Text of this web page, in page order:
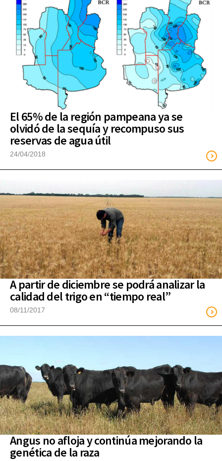
El 65% de la región pampeana ya se
olvidó de la sequía y recompuso sus
reservas de agua útil
24/04/2018
A partir de diciembre se podrá analizar la
calidad del trigo en “tiempo real”
08/11/2017
Angus no afloja y continúa mejorando la
genética de la raza